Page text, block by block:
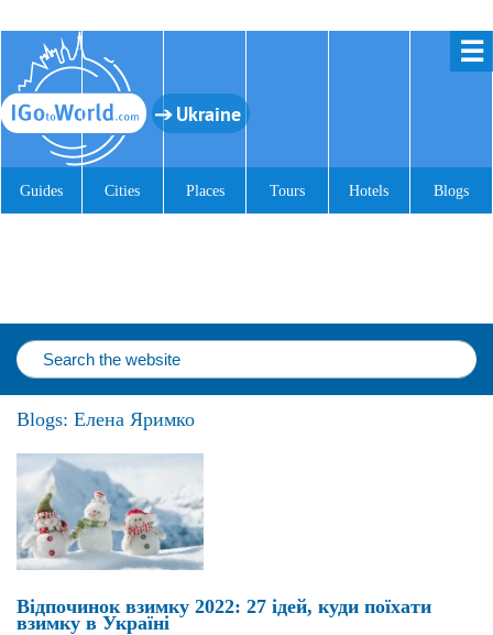
☰
Ukraine
Guides Cities Places Tours Hotels Blogs
Blogs: Елена Яримко
Відпочинок взимку 2022: 27 ідей, куди поїхати
взимку в Україні